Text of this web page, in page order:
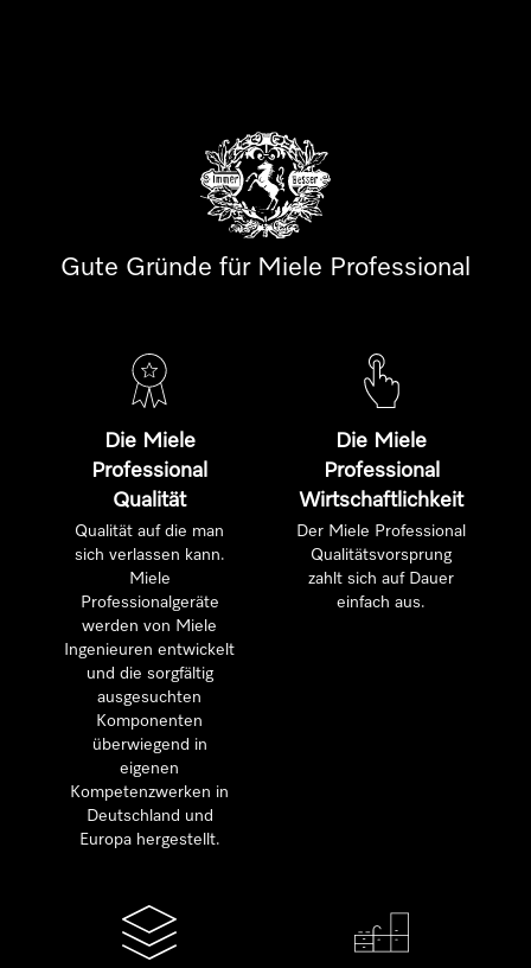
Gute Gründe für Miele Professional
Die Miele
Professional
Qualität
Qualität auf die man
sich verlassen kann.
Miele
Professionalgeräte
werden von Miele
Ingenieuren entwickelt
und die sorgfältig
ausgesuchten
Komponenten
überwiegend in
eigenen
Kompetenzwerken in
Deutschland und
Europa hergestellt.
Die Miele
Professional
Wirtschaftlichkeit
Der Miele Professional
Qualitätsvorsprung
zahlt sich auf Dauer
einfach aus.